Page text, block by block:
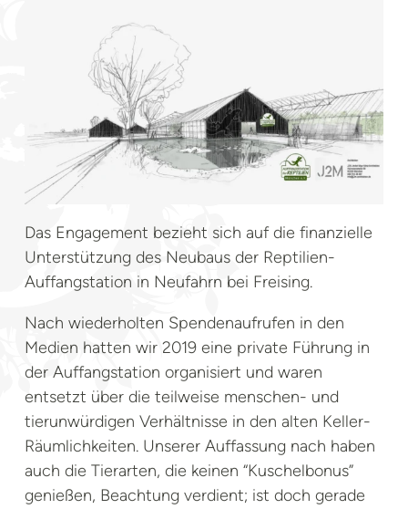
Das Engagement bezieht sich auf die finanzielle
Unterstützung des Neubaus der Reptilien-
Auffangstation in Neufahrn bei Freising.
Nach wiederholten Spendenaufrufen in den
Medien hatten wir 2019 eine private Führung in
der Auffangstation organisiert und waren
entsetzt über die teilweise menschen- und
tierunwürdigen Verhältnisse in den alten Keller-
Räumlichkeiten. Unserer Auffassung nach haben
auch die Tierarten, die keinen “Kuschelbonus”
genießen, Beachtung verdient; ist doch gerade